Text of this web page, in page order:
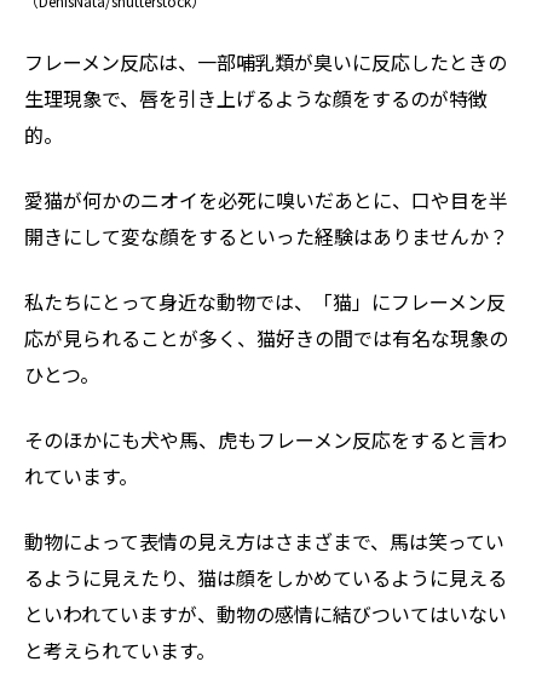
フレーメン反応は、一部哺乳類が臭いに反応したときの
生理現象で、唇を引き上げるような顔をするのが特徴
的。
愛猫が何かのニオイを必死に嗅いだあとに、口や目を半
開きにして変な顔をするといった経験はありませんか？
私たちにとって身近な動物では、「猫」にフレーメン反
応が見られることが多く、猫好きの間では有名な現象の
ひとつ。
そのほかにも犬や馬、虎もフレーメン反応をすると言わ
れています。
動物によって表情の見え方はさまざまで、馬は笑ってい
るように見えたり、猫は顔をしかめているように見える
といわれていますが、動物の感情に結びついてはいない
と考えられています。